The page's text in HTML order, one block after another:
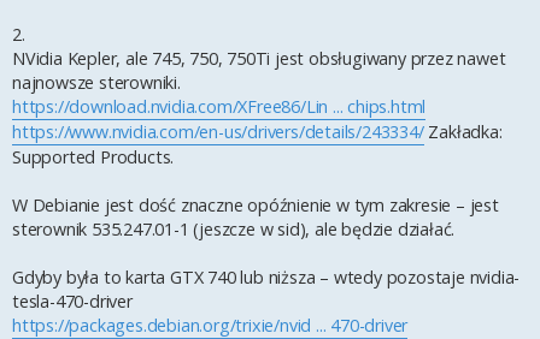
2.
NVidia Kepler, ale 745, 750, 750Ti jest obsługiwany przez nawet
najnowsze sterowniki.
https://download.nvidia.com/XFree86/Lin ... chips.html
https://www.nvidia.com/en-us/drivers/details/243334/Zakładka:
Supported Products.
W Debianie jest dość znaczne opóźnienie w tym zakresie – jest
sterownik 535.247.01-1 (jeszcze w sid), ale będzie działać.
Gdyby była to karta GTX 740 lub niższa – wtedy pozostaje nvidia-
tesla-470-driver
https://packages.debian.org/trixie/nvid ... 470-driver